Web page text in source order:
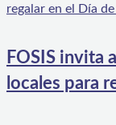
FOSIS invita
locales para